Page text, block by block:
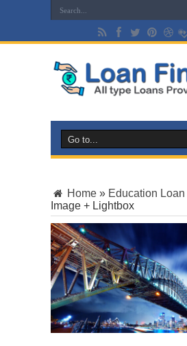
Home » Education Loan
Image + Lightbox